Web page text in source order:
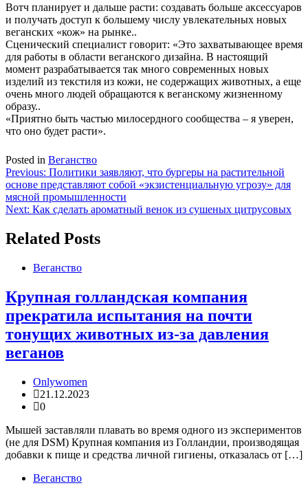
Вотч планирует и дальше расти: создавать больше аксессуаров
и получать доступ к большему числу увлекательных новых
веганских «кож» на рынке..
Сценический специалист говорит: «Это захватывающее время
для работы в области веганского дизайна. В настоящий
момент разрабатывается так много современных новых
изделий из текстиля из кожи, не содержащих животных, а еще
очень много людей обращаются к веганскому жизненному
образу..
«Приятно быть частью милосердного сообщества – я уверен,
что оно будет расти».
Posted in Веганство
Навигация
по
записям
Previous: Политики заявляют, что бургеры на растительной
основе представляют собой «экзистенциальную угрозу» для
мясной промышленности
Next: Как сделать ароматный венок из сушеных цитрусовых
Related Posts
Веганство
Крупная голландская компания
прекратила испытания на почти
тонущих животных из-за давления
веганов
Onlywomen
21.12.2023
0
Мышей заставляли плавать во время одного из экспериментов
(не для DSM) Крупная компания из Голландии, производящая
добавки к пище и средства личной гигиены, отказалась от […]
Веганство